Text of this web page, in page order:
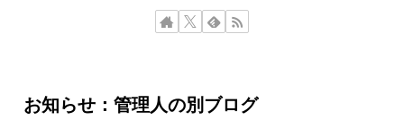
お知らせ：管理人の別ブログ